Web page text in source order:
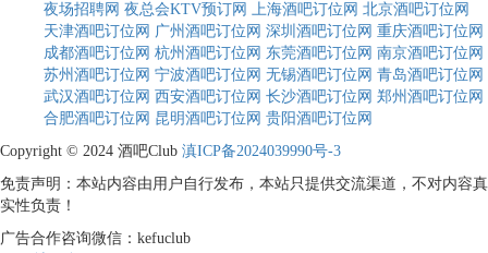
夜场招聘网 夜总会KTV预订网 上海酒吧订位网 北京酒吧订位网
天津酒吧订位网 广州酒吧订位网 深圳酒吧订位网 重庆酒吧订位网
成都酒吧订位网 杭州酒吧订位网 东莞酒吧订位网 南京酒吧订位网
苏州酒吧订位网 宁波酒吧订位网 无锡酒吧订位网 青岛酒吧订位网
武汉酒吧订位网 西安酒吧订位网 长沙酒吧订位网 郑州酒吧订位网
合肥酒吧订位网 昆明酒吧订位网 贵阳酒吧订位网
Copyright © 2024 酒吧Club 滇ICP备2024039990号-3
免责声明：本站内容由用户自行发布，本站只提供交流渠道，不对内容真
实性负责！
广告合作咨询微信：kefuclub